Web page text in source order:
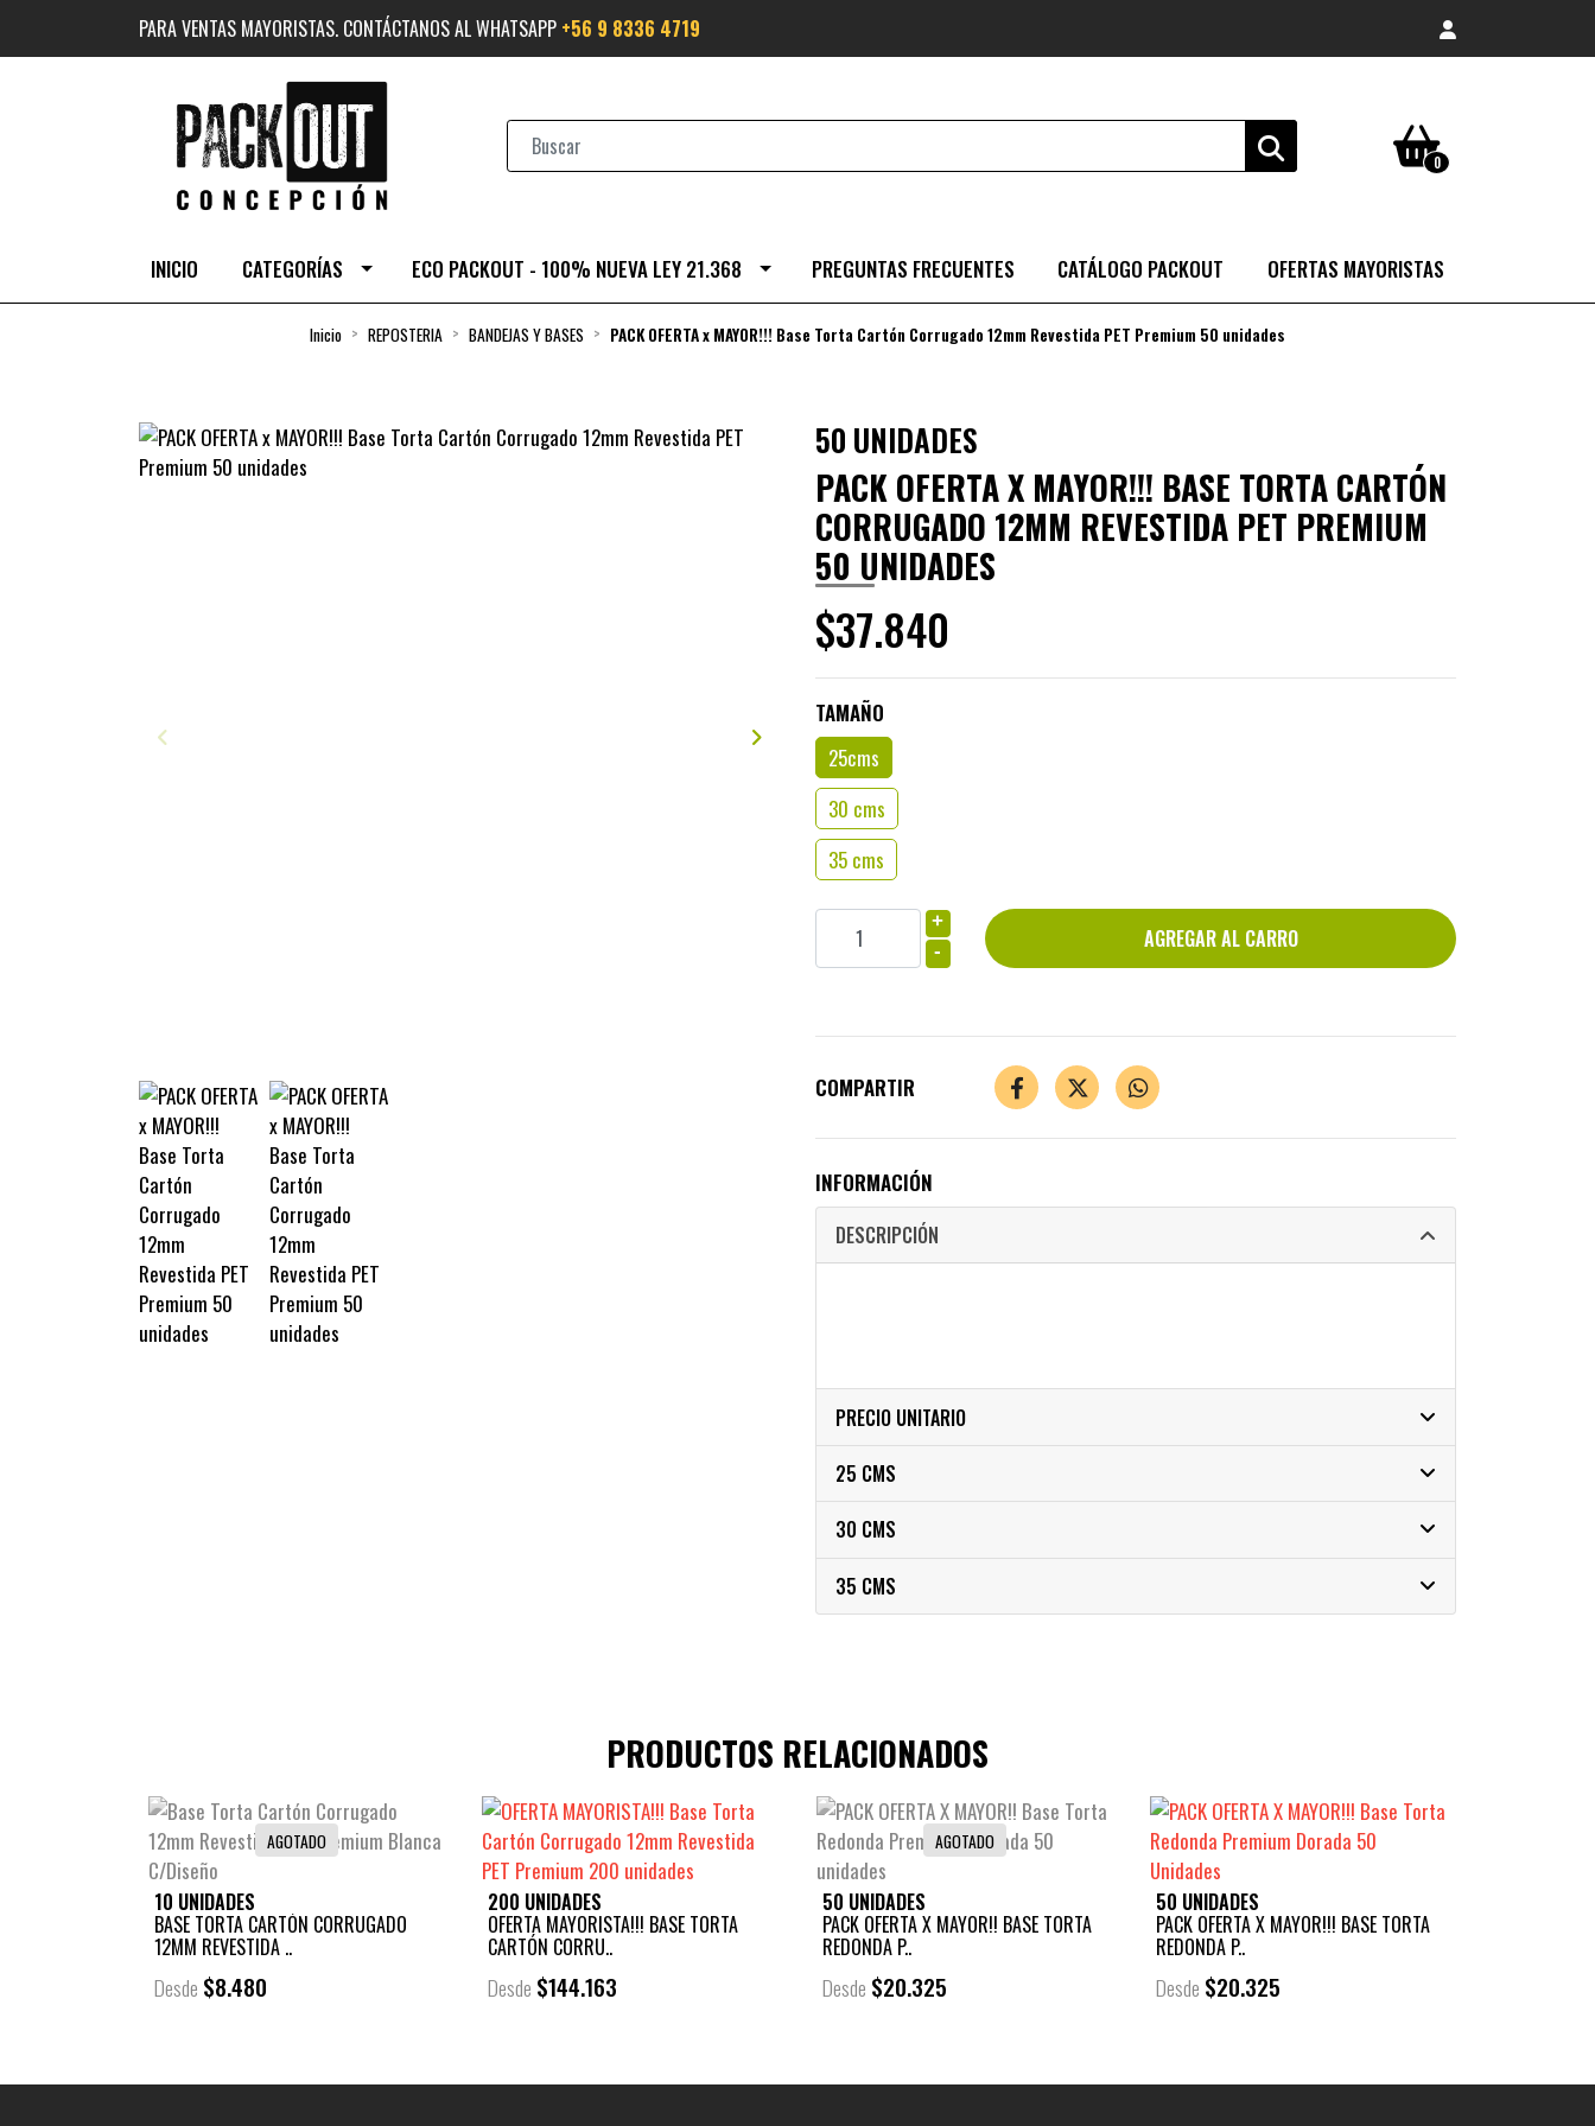
PARA VENTAS MAYORISTAS. CONTÁCTANOS AL WHATSAPP +56 9 8336 4719
0
INICIO CATEGORÍAS ECO PACKOUT - 100% NUEVA LEY 21.368 PREGUNTAS FRECUENTES CATÁLOGO PACKOUT OFERTAS MAYORISTAS
Inicio REPOSTERIA BANDEJAS Y BASES PACK OFERTA x MAYOR!!! Base Torta Cartón Corrugado 12mm Revestida PET Premium 50 unidades
50 UNIDADES
PACK OFERTA X MAYOR!!! BASE TORTA CARTÓN
CORRUGADO 12MM REVESTIDA PET PREMIUM
50 UNIDADES
$37.840
TAMAÑO
25cms
30 cms
35 cms
+
-
COMPARTIR
INFORMACIÓN
DESCRIPCIÓN
PRECIO UNITARIO
25 CMS
30 CMS
35 CMS
PRODUCTOS RELACIONADOS
AGOTADO
10 UNIDADES
BASE TORTA CARTÓN CORRUGADO
12MM REVESTIDA ..
Desde $8.480
200 UNIDADES
OFERTA MAYORISTA!!! BASE TORTA
CARTÓN CORRU..
Desde $144.163
AGOTADO
50 UNIDADES
PACK OFERTA X MAYOR!! BASE TORTA
REDONDA P..
Desde $20.325
50 UNIDADES
PACK OFERTA X MAYOR!!! BASE TORTA
REDONDA P..
Desde $20.325